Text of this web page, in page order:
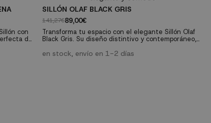
con
de
lo
SILLÓN OLAF BLACK GRIS
141,27€89,00€
Transforma tu espacio con el elegante Sillón Olaf
Black Gris. Su diseño distintivo y contemporáneo,
convierte en la pieza central perfecta para
en stock, envío en 1-2 días